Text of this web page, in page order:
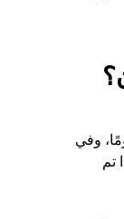
أيضًا الانتظار لقرار البنك بعد تقديم جميع المعلومات. قد يستغرق ذلك ما يصل إلى 90 يومًا، وفي
تم